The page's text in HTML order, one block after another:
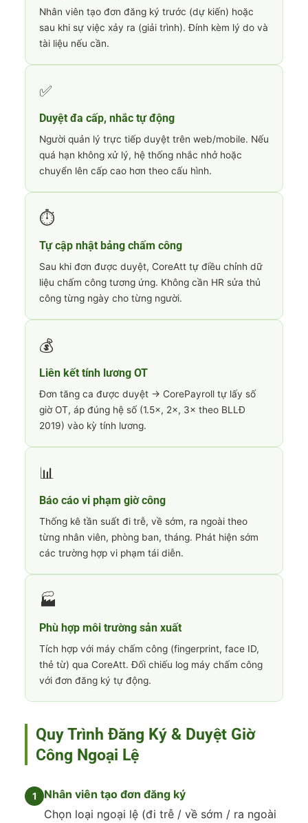
Nhân viên tạo đơn đăng ký trước (dự kiến) hoặc
sau khi sự việc xảy ra (giải trình). Đính kèm lý do và
tài liệu nếu cần.
✅
Duyệt đa cấp, nhắc tự động
Người quản lý trực tiếp duyệt trên web/mobile. Nếu
quá hạn không xử lý, hệ thống nhắc nhở hoặc
chuyển lên cấp cao hơn theo cấu hình.
⏱️
Tự cập nhật bảng chấm công
Sau khi đơn được duyệt, CoreAtt tự điều chỉnh dữ
liệu chấm công tương ứng. Không cần HR sửa thủ
công từng ngày cho từng người.
💰
Liên kết tính lương OT
Đơn tăng ca được duyệt → CorePayroll tự lấy số
giờ OT, áp đúng hệ số (1.5×, 2×, 3× theo BLLĐ
2019) vào kỳ tính lương.
📊
Báo cáo vi phạm giờ công
Thống kê tần suất đi trễ, về sớm, ra ngoài theo
từng nhân viên, phòng ban, tháng. Phát hiện sớm
các trường hợp vi phạm tái diễn.
🏭
Phù hợp môi trường sản xuất
Tích hợp với máy chấm công (fingerprint, face ID,
thẻ từ) qua CoreAtt. Đối chiếu log máy chấm công
với đơn đăng ký tự động.
Quy Trình Đăng Ký & Duyệt Giờ
Công Ngoại Lệ
Nhân viên tạo đơn đăng ký
Chọn loại ngoại lệ (đi trễ / về sớm / ra ngoài